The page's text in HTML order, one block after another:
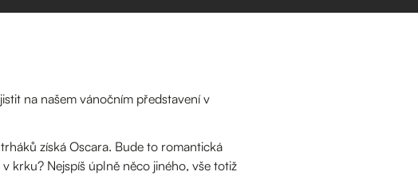
na našem vánočním představení v
získá Oscara. Bude to romantická
krku? Nejspíš úplně něco jiného, vše totiž